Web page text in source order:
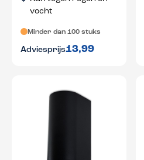
vocht
Minder dan 100 stuks
Adviesprijs13,99